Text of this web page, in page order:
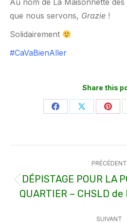
Au nom de La Maisonnette
que nous servons, Grazie !
Solidairement
#CaVaBienAller
Share this
PartagerPartager
article
PRÉCÉDENT
DÉPISTAGE POUR LA
QUARTIER – CHSLD
SUIVANT